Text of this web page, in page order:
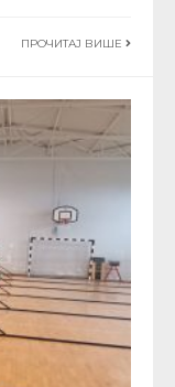
ПРОЧИТАЈ ВИШЕ